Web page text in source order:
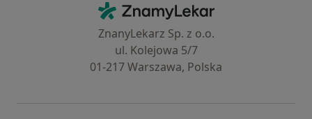
ZnamyLekar - Hlavní stránka
ZnanyLekarz Sp. z o.o.
ul. Kolejowa 5/7
01-217 Warszawa, Polska